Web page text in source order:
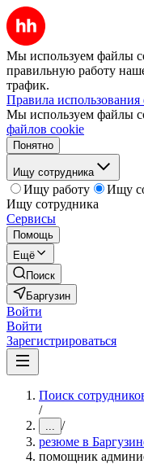
Мы используем файлы
правильную работу
трафик.
Правила
Мы используем файлы
файлов cookie
Понятно
Ищу сотрудника
Ищу работу
Ищу
Ищу сотрудника
Сервисы
Помощь
Ещё
Поиск
Баргузин
Войти
Войти
Зарегистрироваться
Поиск
/
... /
резюме в
помощник